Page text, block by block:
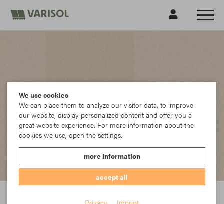
We use cookies
We can place them to analyze our visitor data, to improve
our website, display personalized content and offer you a
great website experience. For more information about the
cookies we use, open the settings.
more information
accept all